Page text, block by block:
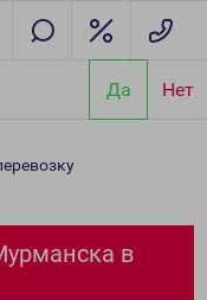
Да Нет
в